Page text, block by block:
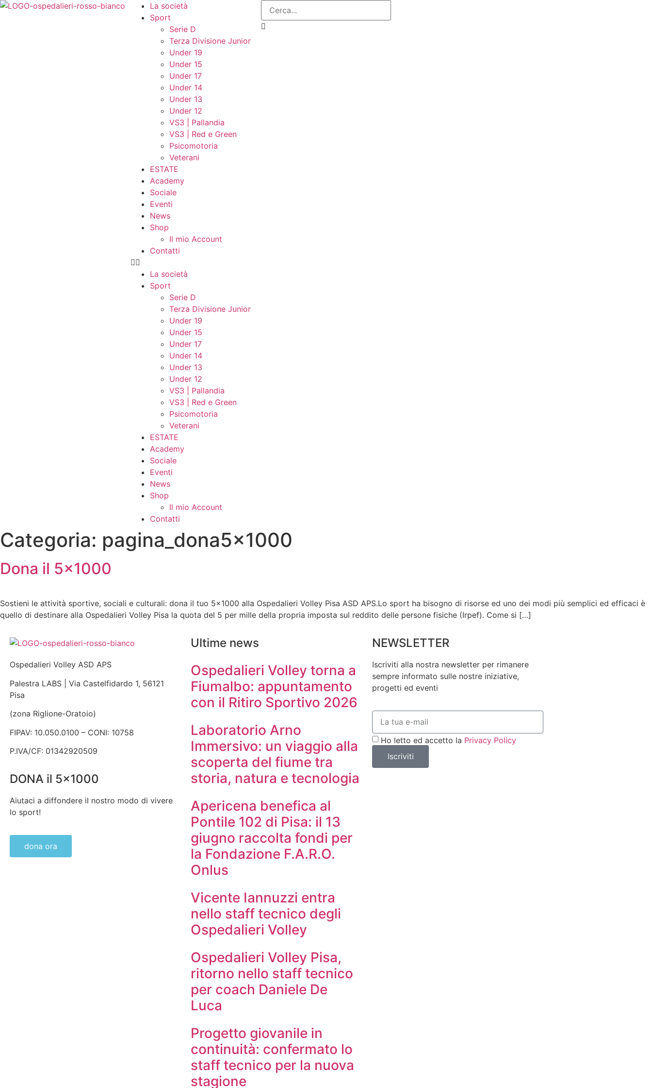
La società
Sport
Serie D
Terza Divisione Junior
Under 19
Under 15
Under 17
Under 14
Under 13
Under 12
VS3 | Pallandia
VS3 | Red e Green
Psicomotoria
Veterani
ESTATE
Academy
Sociale
Eventi
News
Shop
Il mio Account
Contatti
La società
Sport
Serie D
Terza Divisione Junior
Under 19
Under 15
Under 17
Under 14
Under 13
Under 12
VS3 | Pallandia
VS3 | Red e Green
Psicomotoria
Veterani
ESTATE
Academy
Sociale
Eventi
News
Shop
Il mio Account
Contatti
Categoria: pagina_dona5x1000
Dona il 5×1000
Sostieni le attività sportive, sociali e culturali: dona il tuo 5×1000 alla Ospedalieri Volley Pisa ASD APS.Lo sport ha bisogno di risorse ed uno dei modi più semplici ed efficaci è
quello di destinare alla Ospedalieri Volley Pisa la quota del 5 per mille della propria imposta sul reddito delle persone fisiche (Irpef). Come si […]
Ospedalieri Volley ASD APS
Palestra LABS | Via Castelfidardo 1, 56121
Pisa
(zona Riglione-Oratoio)
FIPAV: 10.050.0100 – CONI: 10758
P.IVA/CF: 01342920509
DONA il 5x1000
Aiutaci a diffondere il nostro modo di vivere
lo sport!
dona ora
Ultime news
Ospedalieri Volley torna a
Fiumalbo: appuntamento
con il Ritiro Sportivo 2026
Laboratorio Arno
Immersivo: un viaggio alla
scoperta del fiume tra
storia, natura e tecnologia
Apericena benefica al
Pontile 102 di Pisa: il 13
giugno raccolta fondi per
la Fondazione F.A.R.O.
Onlus
Vicente Iannuzzi entra
nello staff tecnico degli
Ospedalieri Volley
Ospedalieri Volley Pisa,
ritorno nello staff tecnico
per coach Daniele De
Luca
Progetto giovanile in
continuità: confermato lo
staff tecnico per la nuova
stagione
NEWSLETTER
Iscriviti alla nostra newsletter per rimanere
sempre informato sulle nostre iniziative,
progetti ed eventi
Ho letto ed accetto la Privacy Policy
Iscriviti